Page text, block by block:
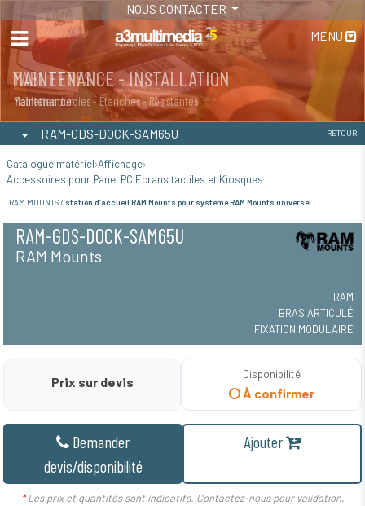
NOUS CONTACTER
MENU
MAINTENANCE - INSTALLATION
Maintenance
TABLETTES
Tablettes durcies - Étanches - Résistantes
RAM-GDS-DOCK-SAM65U RETOUR
Catalogue matériel Affichage
Accessoires pour Panel PC Ecrans tactiles et Kiosques
RAM MOUNTS / station d’accueil RAM Mounts pour système RAM Mounts universel
RAM-GDS-DOCK-SAM65U
RAM Mounts
RAM
BRAS ARTICULÉ
FIXATION MODULAIRE
Prix sur devis
Disponibilité
À confirmer
Demander
devis/disponibilité
Ajouter
*Les prix et quantités sont indicatifs. Contactez-nous pour validation.